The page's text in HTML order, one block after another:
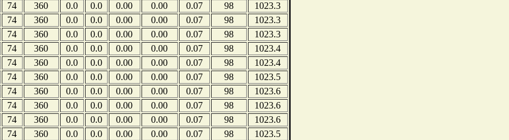
74 360 0.0 0.0 0.00 0.00 0.07 98
1023.3
74 360 0.0 0.0 0.00 0.00 0.07 98
1023.3
74 360 0.0 0.0 0.00 0.00 0.07 98
1023.3
74 360 0.0 0.0 0.00 0.00 0.07 98
1023.4
74 360 0.0 0.0 0.00 0.00 0.07 98
1023.4
74 360 0.0 0.0 0.00 0.00 0.07 98
1023.5
74 360 0.0 0.0 0.00 0.00 0.07 98
1023.6
74 360 0.0 0.0 0.00 0.00 0.07 98
1023.6
74 360 0.0 0.0 0.00 0.00 0.07 98
1023.6
74 360 0.0 0.0 0.00 0.00 0.07 98
1023.5